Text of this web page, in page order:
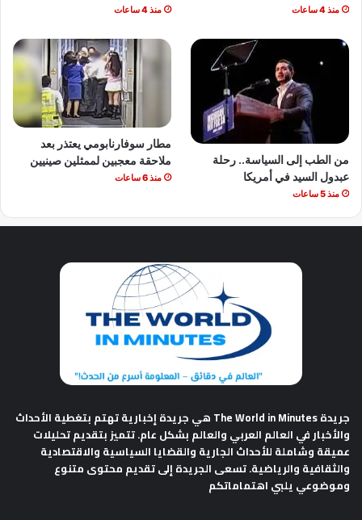
منذ 4 ساعات منذ 4 ساعات
من الطب إلى السياسة.. رحلة
عبدول السيد في أمريكا
منذ 5 ساعات
مطار سوفارنابومي يعتذر بعد
ملاحقة معجبين لممثلين صينيين
منذ 6 ساعات
جريدة The World in Minutes
هي جريدة إخبارية تهتم بتغطية الأحداث
والأخبار في العالم العربي والعالم بشكل عام. تتميز بتقديم تحليلات
عميقة وشاملة للأحداث الجارية والقضايا السياسية والاقتصادية
والثقافية والرياضية. تسعى الجريدة إلى تقديم محتوى متنوع
وموضوعي يلبي اهتماماتكم